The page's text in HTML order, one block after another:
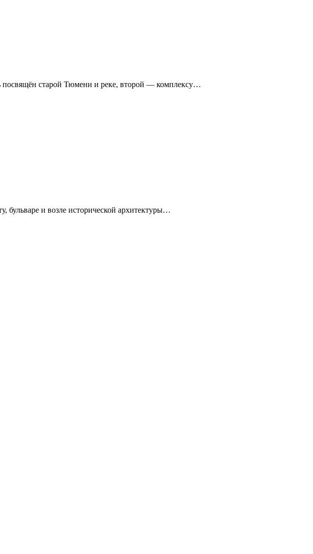
посвящён старой Тюмени и реке, второй — комплексу…
и возле исторической архитектуры…